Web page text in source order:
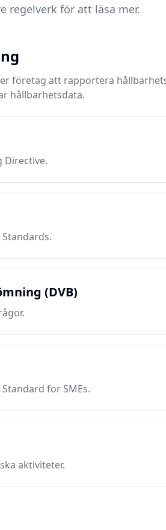
regelverk för att läsa mer.
företag att rapportera
hållbarhetsdata.
Directive.
(DVB)
for SMEs.
aktiviteter.